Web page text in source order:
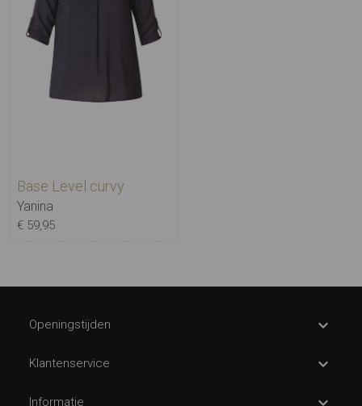
Base Level curvy
Yanina
€ 59,95
Openingstijden
Klantenservice
Informatie